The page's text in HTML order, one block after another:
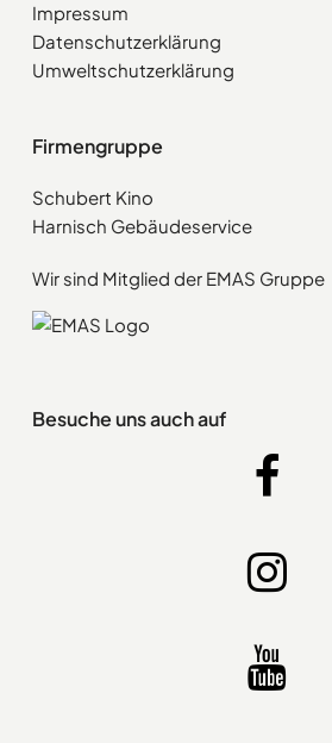
Impressum
Datenschutzerklärung
Umweltschutzerklärung
Firmengruppe
Schubert Kino
Harnisch Gebäudeservice
Wir sind Mitglied der EMAS Gruppe
Besuche uns auch auf